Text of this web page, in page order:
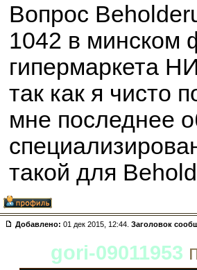
Вопрос
1042 в минском
гипермаркета
так как я чисто
мне последнее
такой для
Добавлено: 01 дек 2015, 12:44. Заголовок
gori-09011953